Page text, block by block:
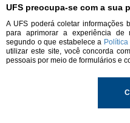
UFS preocupa-se com a sua
A UFS poderá coletar informações
para aprimorar a experiência de
segundo o que estabelece a
utilizar este site, você concorda
pessoais por meio de formulários e
CEP
© 2026. Todos
Universidade